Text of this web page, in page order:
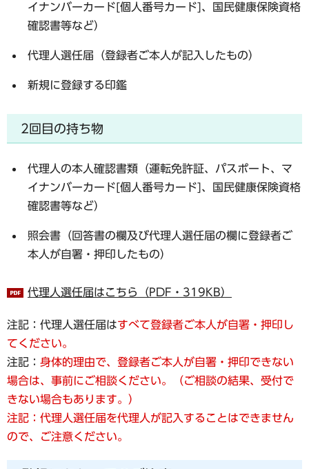
イナンバーカード[個人番号カード]、国民健康保険資格
確認書等など）
代理人選任届（登録者ご本人が記入したもの）
新規に登録する印鑑
2回目の持ち物
代理人の本人確認書類（運転免許証、パスポート、マ
イナンバーカード[個人番号カード]、国民健康保険資格
確認書等など）
照会書（回答書の欄及び代理人選任届の欄に登録者ご
本人が自署・押印したもの）
代理人選任届はこちら（PDF・319KB）
注記：代理人選任届はすべて登録者ご本人が自署・押印し
てください。
注記： 身体的理由で、登録者ご本人が自署・押印できない
場合は、事前にご相談ください。（ご相談の結果、受付で
きない場合もあります。）
注記： 代理人選任届を代理人が記入することはできません
ので、ご注意ください。